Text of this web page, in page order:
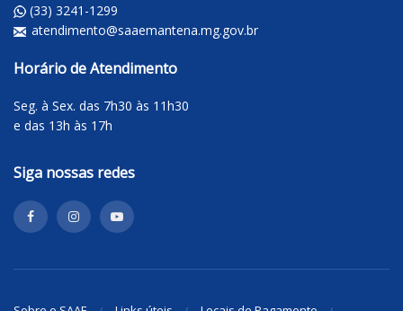
(33) 3241-1299
atendimento@saaemantena.mg.gov.br
Horário de Atendimento
Seg. à Sex. das 7h30 às 11h30
e das 13h às 17h
Siga nossas redes